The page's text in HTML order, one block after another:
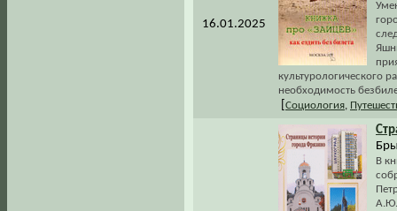
16.01.2025
культурологического
необходимость
Социология,
В
А.Ю.